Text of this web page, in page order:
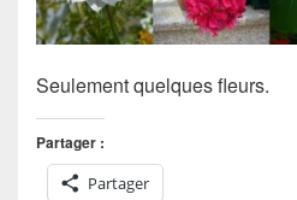
Seulement quelques fleurs.
Partager :
Partager